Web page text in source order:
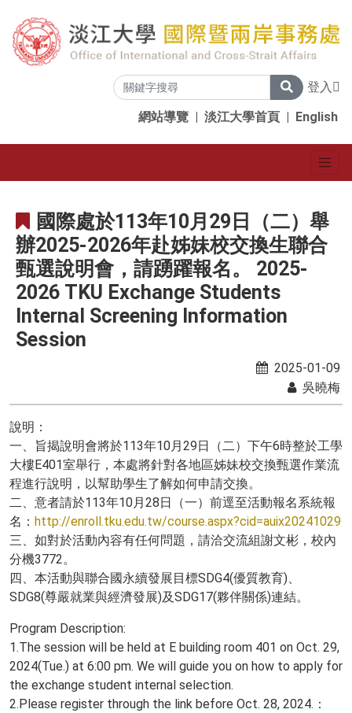
登入
網站導覽 | 淡江大學首頁 | English
國際處於113年10月29日（二）舉
辦2025-2026年赴姊妹校交換生聯合
甄選說明會，請踴躍報名。 2025-
2026 TKU Exchange Students
Internal Screening Information
Session
2025-01-09
吳曉梅
說明：
一、旨揭說明會將於113年10月29日（二）下午6時整於工學
大樓E401室舉行，本處將針對各地區姊妹校交換甄選作業流
程進行說明，以幫助學生了解如何申請交換。
二、意者請於113年10月28日（一）前逕至活動報名系統報
名： http://enroll.tku.edu.tw/course.aspx?cid=auix20241029
三、如對於活動內容有任何問題，請洽交流組謝文彬，校內
分機3772。
四、本活動與聯合國永續發展目標SDG4(優質教育)、
SDG8(尊嚴就業與經濟發展)及SDG17(夥伴關係)連結。
Program Description:
1.The session will be held at E building room 401 on Oct. 29,
2024(Tue.) at 6:00 pm. We will guide you on how to apply for
the exchange student internal selection.
2.Please register through the link before Oct. 28, 2024.：